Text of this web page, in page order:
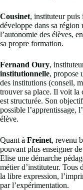
Cousinet, instituteur puis
développe dans sa
l’autonomie des élèves,
sa propre formation.
Fernand Oury,
institutionnelle, propose
des institutions (conseil,
trouver sa place. Il voit la
est structurée. Son
possible l’apprentissage,
élève.
Quant à Freinet, revenu
pouvant plus enseigner
Elise une démarche
métier d’instituteur. Tous
la libre expression,
par l’expérimentation.